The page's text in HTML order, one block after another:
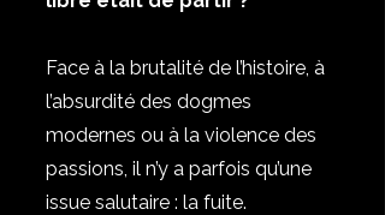
Face à la brutalité de l’histoire, à
l’absurdité des dogmes
modernes ou à la violence des
passions, il n’y a parfois qu’une
issue salutaire : la fuite.